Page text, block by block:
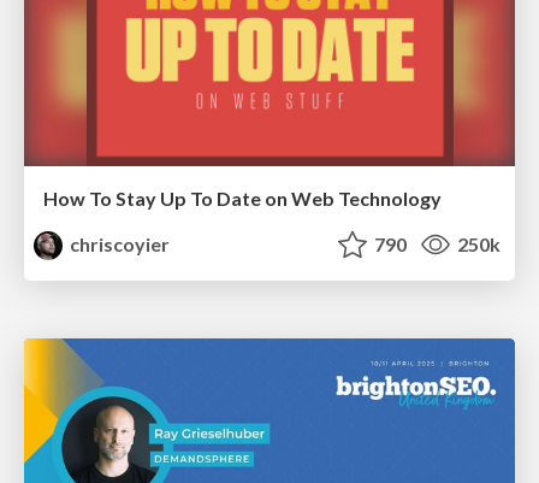
How To Stay Up To Date on Web Technology
chriscoyier
790 250k